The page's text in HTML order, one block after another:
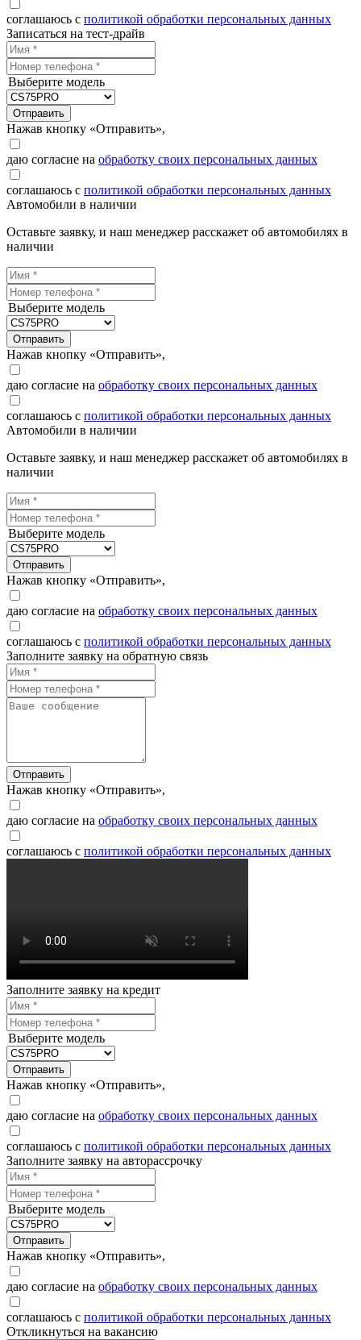
соглашаюсь с политикой обработки персональных данных
Записаться на тест-драйв
Выберите модель
Отправить
Нажав кнопку «Отправить»,
даю согласие на обработку своих персональных данных
соглашаюсь с политикой обработки персональных данных
Автомобили в наличии
Оставьте заявку, и наш менеджер расскажет об автомобилях в
наличии
Выберите модель
Отправить
Нажав кнопку «Отправить»,
даю согласие на обработку своих персональных данных
соглашаюсь с политикой обработки персональных данных
Автомобили в наличии
Оставьте заявку, и наш менеджер расскажет об автомобилях в
наличии
Выберите модель
Отправить
Нажав кнопку «Отправить»,
даю согласие на обработку своих персональных данных
соглашаюсь с политикой обработки персональных данных
Заполните заявку на обратную связь
Отправить
Нажав кнопку «Отправить»,
даю согласие на обработку своих персональных данных
соглашаюсь с политикой обработки персональных данных
Заполните заявку на кредит
Выберите модель
Отправить
Нажав кнопку «Отправить»,
даю согласие на обработку своих персональных данных
соглашаюсь с политикой обработки персональных данных
Заполните заявку на авторассрочку
Выберите модель
Отправить
Нажав кнопку «Отправить»,
даю согласие на обработку своих персональных данных
соглашаюсь с политикой обработки персональных данных
Откликнуться на вакансию